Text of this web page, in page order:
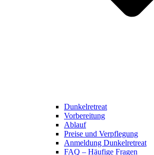
Dunkelretreat
Vorbereitung
Ablauf
Preise und Verpflegung
Anmeldung Dunkelretreat
FAQ – Häufige Fragen